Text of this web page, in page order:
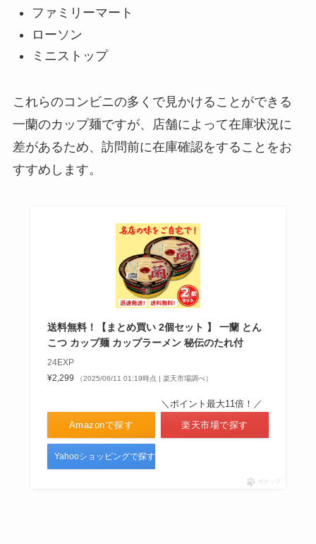
トトロのお菓子は通販で買える？
クッキー缶の値段は？通販での取
因島はっさくゼリーはどこで売っ
てる？東京ではどこで買える？ア
ルコール度数はどれ位？
当？リニューアル販売してる？
ファミリーマート
ローソン
ミニストップ
これらのコンビニの多くで見かけることができる
一蘭のカップ麺ですが、店舗によって在庫状況に
差があるため、訪問前に在庫確認をすることをお
すすめします。
送料無料！【まとめ買い 2個セット 】 一蘭 とん
こつ カップ麺 カップラーメン 秘伝のたれ付
24EXP
¥2,299
（2025/06/11 01:19時点 | 楽天市場調べ）
Amazonで探す
＼ポイント最大11倍！／
楽天市場で探す
Yahooショッピングで探す
ポチップ